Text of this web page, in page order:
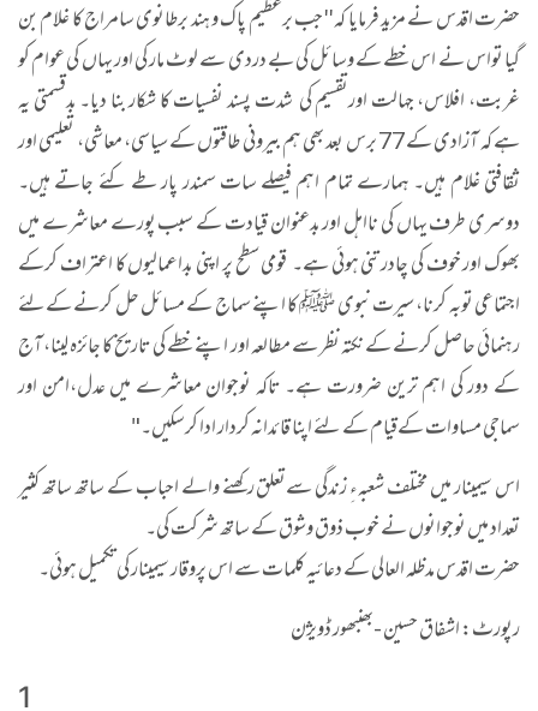
حضرت اقدس نے مزید فرمایا کہ ''جب برعظیم پاک و ہند برطانوی سامراج کا غلام بن
گیا تواس نے اس خطے کے وسائل کی بے دردی سے لوٹ مار کی اور یہاں کی عوام کو
غربت، افلاس، جہالت اورتقسیم کی شدت پسند نفسیات کا شکار بنا دیا۔ بدقسمتی یہ
ہے کہ آزادی کے 77 برس بعد بھی ہم بیرونی طاقتوں کے سیاسی، معاشی، تعلیمی اور
ثقافتی غلام ہیں۔ ہمارے تمام اہم فیصلے سات سمندر پار طے کئے جاتے ہیں۔
دوسری طرف یہاں کی نااہل اور بدعنوان قیادت کے سبب پورے معاشرے میں
بھوک اور خوف کی چادر تنی ہوئی ہے۔ قومی سطح پر اپنی بداعمالیوں کا اعتراف کرکے
اجتماعی توبہ کرنا، سیرت نبوی ﷺ کا اپنے سماج کے مسائل حل کرنے کےلئے
رہنمائی حاصل کرنے کے نکتہ نظر سے مطالعہ اور اپنے خطے کی تاریخ کا جائزہ لینا، آج
کے دور کی اہم ترین ضرورت ہے۔ تاکہ نوجوان معاشرے میں عدل،امن اور
سماجی مساوات کےقیام کے لئے اپنا قائدانہ کردار ادا کرسکیں۔"
اس سیمینار میں مختلف شعبہءِ زندگی سےتعلق رکھنے والے احباب کے ساتھ ساتھ کثیر
تعداد میں نوجوانوں نے خوب ذوق وشوق کے ساتھ شرکت کی۔
حضرت اقدس مدظلہ العالی کے دعائیہ کلمات سے اس پروقار سیمینار کی تکمیل ہوئی۔
رپورٹ: اشفاق حسین -بھنبھور ڈویژن
1